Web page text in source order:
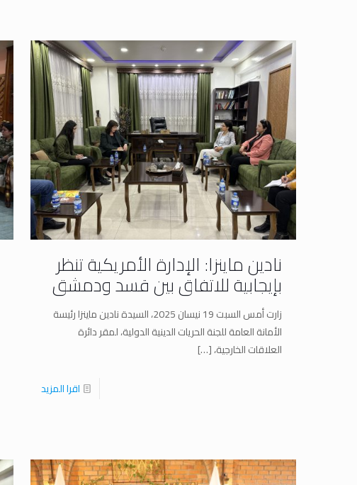
نادين ماينزا: الإدارة الأمريكية تنظر
بإيجابية للاتفاق بين قسد ودمشق
زارت أمس السبت 19 نيسان 2025، السيدة نادين ماينزا رئيسة
الأمانة العامة للجنة الحريات الدينية الدولية، لمقر دائرة
العلاقات الخارجية،[…]
اقرا المزيد